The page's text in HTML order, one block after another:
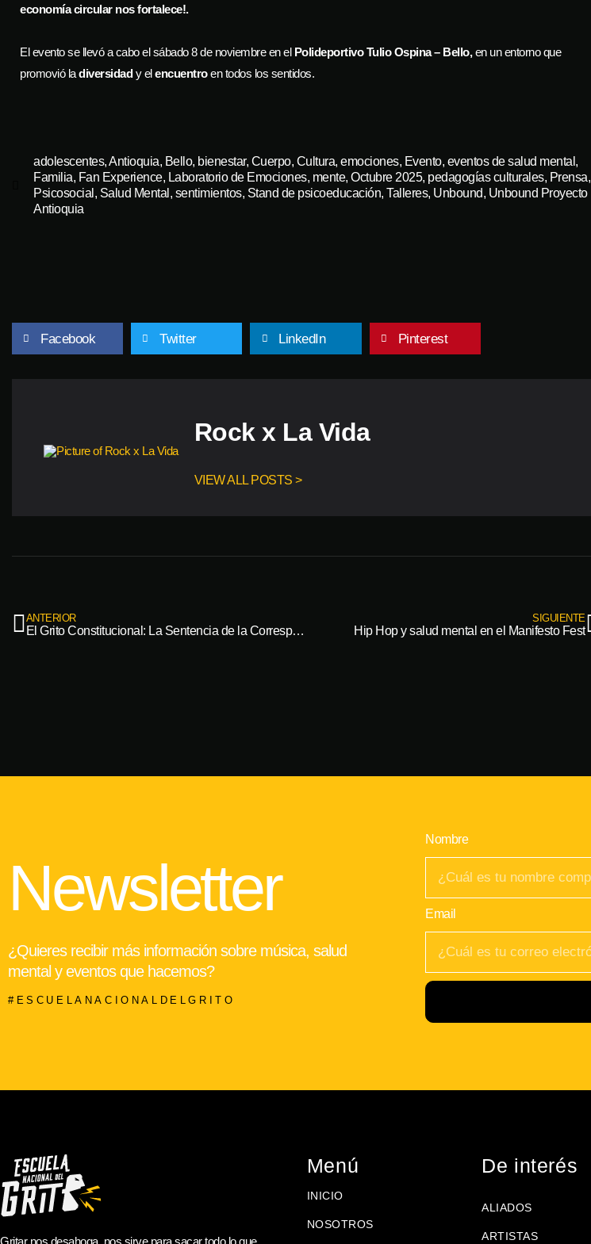
economía circular nos fortalece!.
El evento se llevó a cabo el sábado 8 de noviembre en el Polideportivo Tulio Ospina – Bello,en un entorno que
promovió ladiversidady elencuentroen todos los sentidos.
adolescentes,Antioquia, Bello, bienestar, Cuerpo, Cultura, emociones, Evento, eventos de salud mental ,
Familia, Fan Experience, Laboratorio de Emociones, mente, Octubre 2025, pedagogías culturales, Prensa,
Psicosocial , Salud Mental , sentimientos, Stand de psicoeducación, Talleres, Unbound, Unbound Proyecto
Antioquia
Facebook Twitter LinkedIn Pinterest
Rock x La Vida
VIEW ALL POSTS >
ANTERIOR
El Grito Constitucional: La Sentencia de la Corresponsabilidad con Quienes Cuidan
SIGUIENTE
Hip Hop y salud mental en el Manifesto Fest
Newsletter
¿Quieres recibir más información sobre música, salud
mental y eventos que hacemos?
#ESCUELANACIONALDELGRITO
Nombre
Email
Gritar nos desahoga, nos sirve para sacar todo lo que
Menú
INICIO
NOSOTROS
De interés
ALIADOS
ARTISTAS